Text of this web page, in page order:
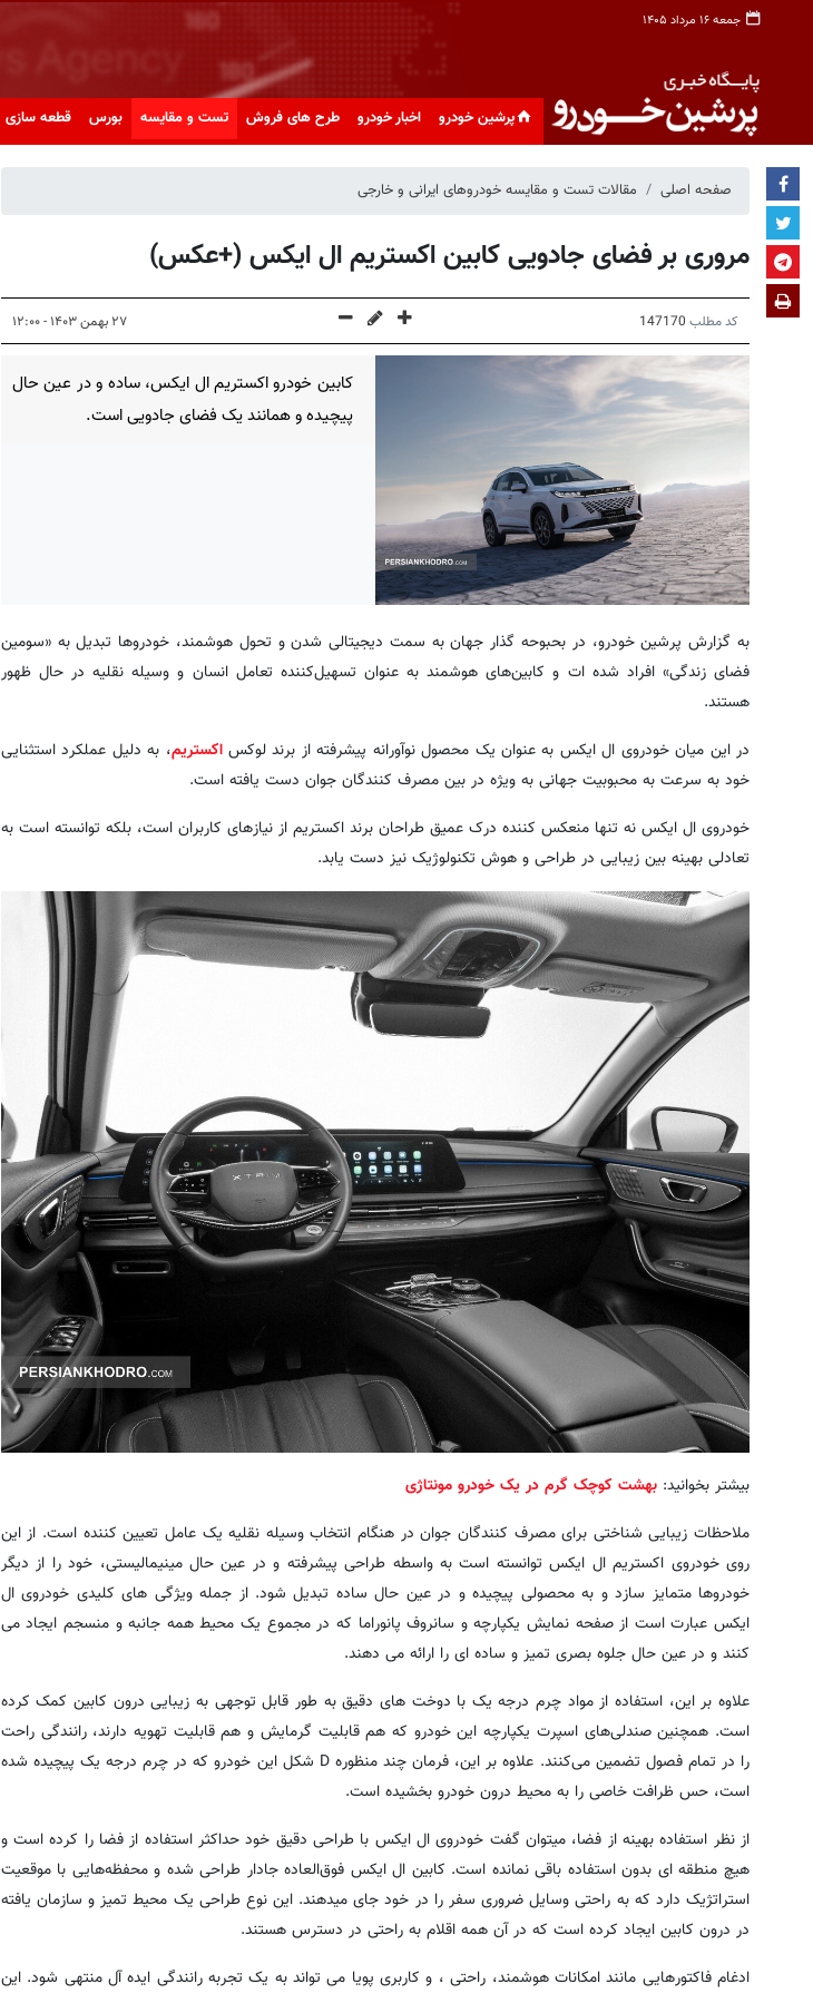
جمعه ۱۶ مرداد ۱۴۰۵
پرشین خودرو اخبار خودرو طرح های فروش تست و مقایسه بورس قطعه سازی
صفحه اصلی مقالات تست و مقایسه خودروهای ایرانی و خارجی
مروری بر فضای جادویی کابین اکستریم ال ایکس (+عکس)
کد مطلب 147170 ۲۷ بهمن ۱۴۰۳ - ۱۲:۰۰
کابین خودرو اکستریم ال ایکس، ساده و در عین حال
پیچیده و همانند یک فضای جادویی است.
به گزارش پرشین خودرو، در بحبوحه گذار جهان به سمت دیجیتالی شدن و تحول هوشمند، خودروها تبدیل به «سومین
فضای زندگی» افراد شده ات و کابین‌های هوشمند به عنوان تسهیل‌کننده‌ تعامل انسان و وسیله نقلیه در حال ظهور
هستند.
در این میان خودروی ال ایکس به عنوان یک محصول نوآورانه پیشرفته از برند لوکساکستریم، به دلیل عملکرد استثنایی
خود به سرعت به محبوبیت جهانی به ویژه در بین مصرف کنندگان جوان دست یافته است.
خودروی ال ایکس نه تنها منعکس کننده درک عمیق طراحان برند اکستریم از نیازهای کاربران است، بلکه توانسته است به
تعادلی بهینه بین زیبایی در طراحی و هوش تکنولوژیک نیز دست یابد.
بیشتر بخوانید: بهشت کوچک گرم در یک خودرو مونتاژی
ملاحظات زیبایی شناختی برای مصرف کنندگان جوان در هنگام انتخاب وسیله نقلیه یک عامل تعیین کننده است. از این
روی خودروی اکستریم ال ایکس توانسته است به واسطه طراحی پیشرفته و در عین حال مینیمالیستی، خود را از دیگر
خودروها متمایز سازد و به محصولی پیچیده و در عین حال ساده تبدیل شود. از جمله ویژگی های کلیدی خودروی ال
ایکس عبارت است از صفحه نمایش یکپارچه و سانروف پانوراما که در مجموع یک محیط همه جانبه و منسجم ایجاد می
کنند و در عین حال جلوه بصری تمیز و ساده ای را ارائه می دهند.
علاوه بر این، استفاده از مواد چرم درجه یک با دوخت های دقیق به طور قابل توجهی به زیبایی درون کابین کمک کرده
است. همچنین صندلی‌های اسپرت یکپارچه این خودرو که هم قابلیت گرمایش و هم قابلیت تهویه دارند، رانندگی راحت
را در تمام فصول تضمین می‌کنند. علاوه بر این، فرمان چند منظوره D شکل این خودرو که در چرم درجه یک پیچیده شده
است، حس ظرافت خاصی را به محیط درون خودرو بخشیده است.
از نظر استفاده بهینه از فضا، میتوان گفت خودروی ال ایکس با طراحی دقیق خود حداکثر استفاده از فضا را کرده است و
هیچ منطقه ای بدون استفاده باقی نمانده است. کابین ال ایکس فوق‌العاده‌ جادار طراحی شده و محفظه‌هایی با موقعیت
استراتژیک دارد که به راحتی وسایل ضروری سفر را در خود جای میدهند. این نوع طراحی یک محیط تمیز و سازمان یافته
در درون کابین ایجاد کرده است که در آن همه اقلام به راحتی در دسترس هستند.
ادغام فاکتورهایی مانند امکانات هوشمند، راحتی ، و کاربری پویا می تواند به یک تجربه رانندگی ایده آل منتهی شود. این